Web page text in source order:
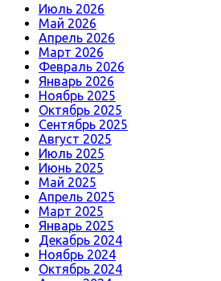
Июль 2026
Май 2026
Апрель 2026
Март 2026
Февраль 2026
Январь 2026
Ноябрь 2025
Октябрь 2025
Сентябрь 2025
Август 2025
Июль 2025
Июнь 2025
Май 2025
Апрель 2025
Март 2025
Январь 2025
Декабрь 2024
Ноябрь 2024
Октябрь 2024